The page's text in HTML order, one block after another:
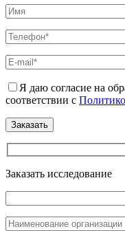
Я даю согласие на
соответствии с
Заказать исследование